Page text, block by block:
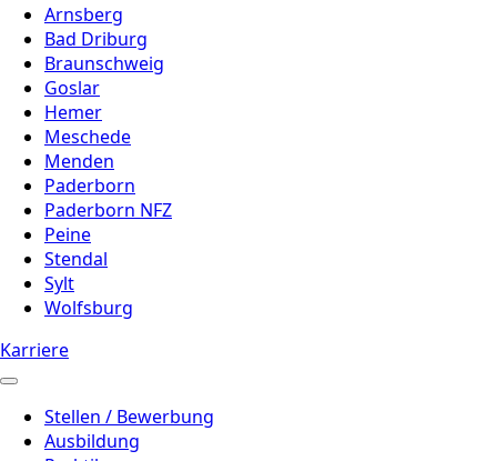
Arnsberg
Bad Driburg
Braunschweig
Goslar
Hemer
Meschede
Menden
Paderborn
Paderborn NFZ
Peine
Stendal
Sylt
Wolfsburg
Karriere
Stellen / Bewerbung
Ausbildung